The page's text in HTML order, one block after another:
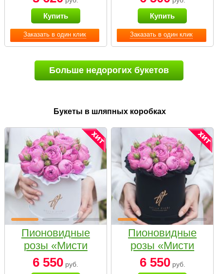
Заказать в один клик
Купить
Заказать в один клик
Купить
Больше недорогих букетов
Букеты в шляпных коробках
Пионовидные
розы «Мисти
бабблс» в белой
коробке Small
6 550 руб.
Пионовидные
розы «Мисти
бабблс» в
черной коробке
6 550руб.